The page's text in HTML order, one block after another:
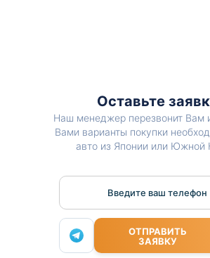
Оставьте
Наш менеджер перезвонит Вам
Вами варианты покупки
авто из Японии или Южной
Введите ваш телефон
ОТПРАВИТЬ
ЗАЯВКУ